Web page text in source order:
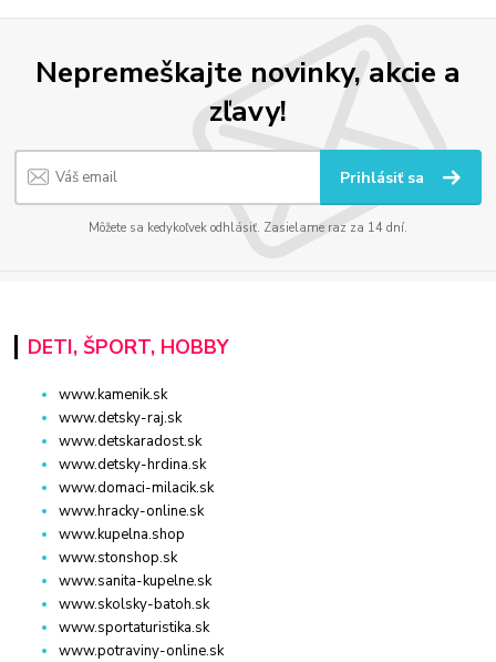
Nepremeškajte novinky, akcie a
zľavy!
Prihlásiť sa
Môžete sa kedykoľvek odhlásiť. Zasielame raz za 14 dní.
DETI, ŠPORT, HOBBY
www.kamenik.sk
www.detsky-raj.sk
www.detskaradost.sk
www.detsky-hrdina.sk
www.domaci-milacik.sk
www.hracky-online.sk
www.kupelna.shop
www.stonshop.sk
www.sanita-kupelne.sk
www.skolsky-batoh.sk
www.sportaturistika.sk
www.potraviny-online.sk